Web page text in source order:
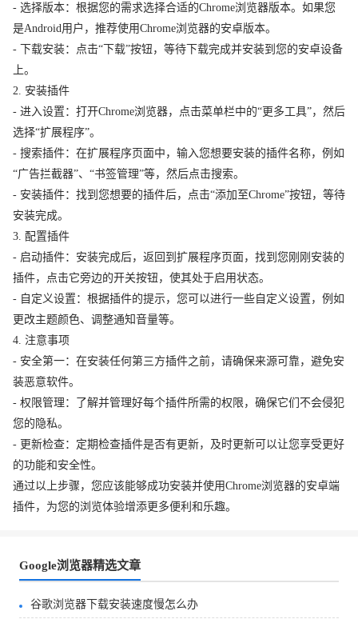
- 选择版本：根据您的需求选择合适的Chrome浏览器版本。如果您
是Android用户，推荐使用Chrome浏览器的安卓版本。
- 下载安装：点击“下载”按钮，等待下载完成并安装到您的安卓设备
上。
2. 安装插件
- 进入设置：打开Chrome浏览器，点击菜单栏中的“更多工具”，然后
选择“扩展程序”。
- 搜索插件：在扩展程序页面中，输入您想要安装的插件名称，例如
“广告拦截器”、“书签管理”等，然后点击搜索。
- 安装插件：找到您想要的插件后，点击“添加至Chrome”按钮，等待
安装完成。
3. 配置插件
- 启动插件：安装完成后，返回到扩展程序页面，找到您刚刚安装的
插件，点击它旁边的开关按钮，使其处于启用状态。
- 自定义设置：根据插件的提示，您可以进行一些自定义设置，例如
更改主题颜色、调整通知音量等。
4. 注意事项
- 安全第一：在安装任何第三方插件之前，请确保来源可靠，避免安
装恶意软件。
- 权限管理：了解并管理好每个插件所需的权限，确保它们不会侵犯
您的隐私。
- 更新检查：定期检查插件是否有更新，及时更新可以让您享受更好
的功能和安全性。
通过以上步骤，您应该能够成功安装并使用Chrome浏览器的安卓端
插件，为您的浏览体验增添更多便利和乐趣。
Google浏览器精选文章
谷歌浏览器下载安装速度慢怎么办